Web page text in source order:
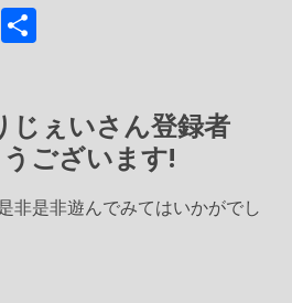
T
じぇいさん登録者
ございます!
非是非遊んでみてはいかがでし